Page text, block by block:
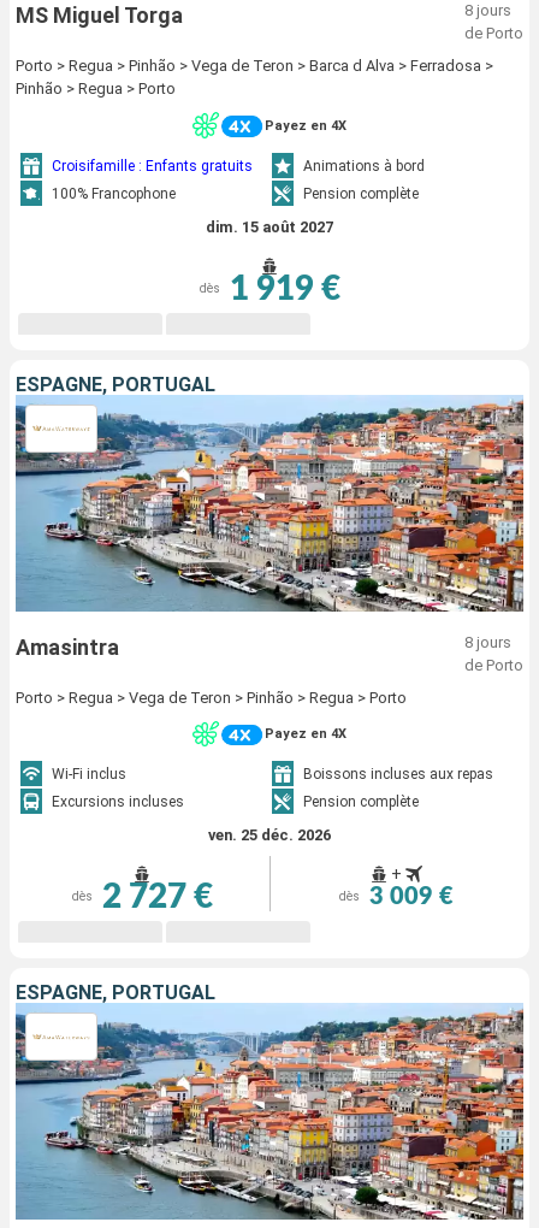
MS Miguel Torga
8 jours
de Porto
Porto > Regua > Pinhão > Vega de Teron > Barca d Alva > Ferradosa >
Pinhão > Regua > Porto
Payez en 4X
Croisifamille : Enfants gratuits
Animations à bord
100% Francophone
Pension complète
dim. 15 août 2027
dès 1 919 €
ESPAGNE, PORTUGAL
Amasintra
8 jours
de Porto
Porto > Regua > Vega de Teron > Pinhão > Regua > Porto
Payez en 4X
Wi-Fi inclus
Boissons incluses aux repas
Excursions incluses
Pension complète
ven. 25 déc. 2026
dès 2 727 €
+
dès 3 009 €
ESPAGNE, PORTUGAL